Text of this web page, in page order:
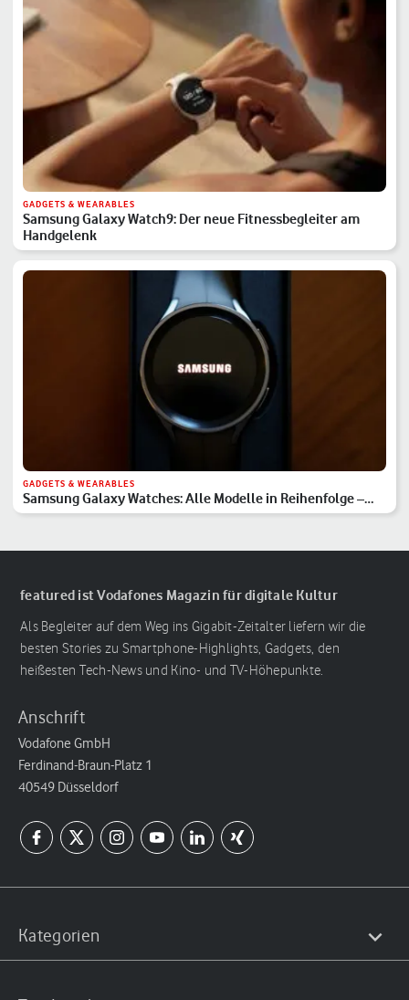
GADGETS & WEARABLES
Samsung Galaxy Watch9: Der neue Fitnessbegleiter am
Handgelenk
GADGETS & WEARABLES
Samsung Galaxy Watches: Alle Modelle in Reihenfolge –
Hauptserie, Classic & Ultra
featured ist Vodafones Magazin für digitale Kultur
Als Begleiter auf dem Weg ins Gigabit-Zeitalter liefern wir die
besten Stories zu Smartphone-Highlights, Gadgets, den
heißesten Tech-News und Kino- und TV-Höhepunkte.
Anschrift
Vodafone GmbH
Ferdinand-Braun-Platz 1
40549 Düsseldorf
Kategorien